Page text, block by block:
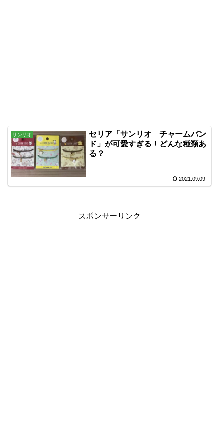
サンリオ
セリア「サンリオ チャームバン
ド」が可愛すぎる！どんな種類あ
る？
2021.09.09
スポンサーリンク